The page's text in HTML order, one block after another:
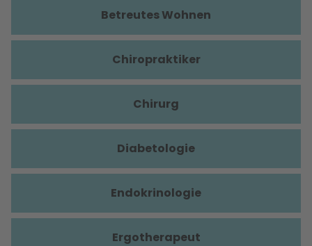
Betreutes Wohnen
Chiropraktiker
Chirurg
Diabetologie
Endokrinologie
Ergotherapeut